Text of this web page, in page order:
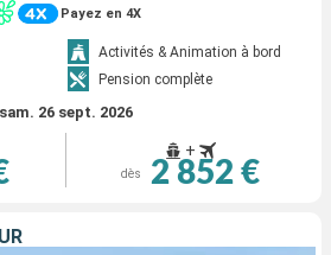
Payez en 4X
Activités & Animation à bord
Pension complète
sam. 26 sept. 2026
+
dès 2 852 €